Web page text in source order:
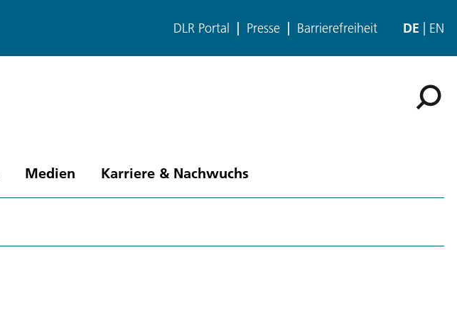
DLR Portal Presse Barrierefreiheit DE EN
Medien Karriere & Nachwuchs